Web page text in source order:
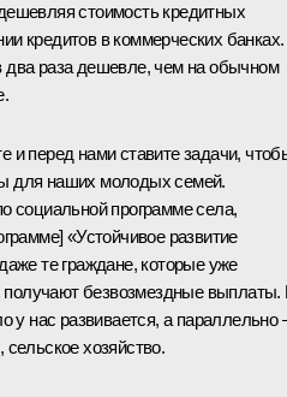
стоимость кредитных
кредитов в коммерческих банках.
два раза дешевле, чем на обычном
и перед нами ставите задачи,
для наших молодых семей.
социальной программе села,
«Устойчивое развитие
даже те граждане, которые уже
получают безвозмездные
у нас развивается, а параллельно
хозяйство.